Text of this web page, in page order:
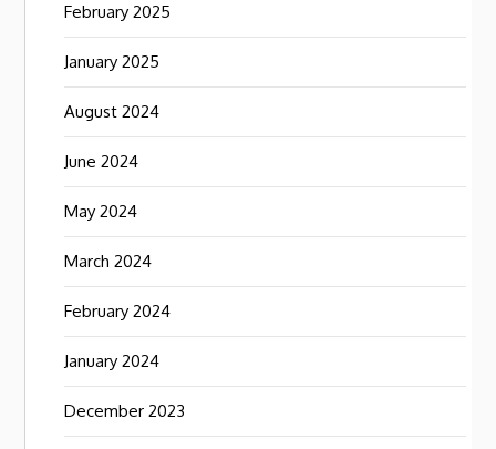
February 2025
January 2025
August 2024
June 2024
May 2024
March 2024
February 2024
January 2024
December 2023